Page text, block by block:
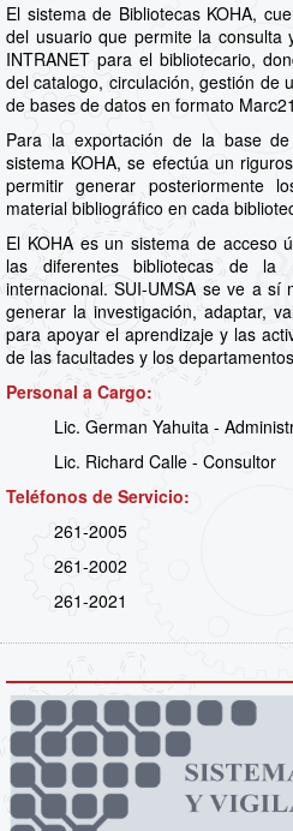
El sistema de Bibliotecas KOHA,
del usuario que permite la
INTRANET para el bibliotecario,
del catalogo, circulación, gestión de
de bases de datos en formato
Para la exportación de la base
sistema KOHA, se efectúa un
permitir generar posteriormente
material bibliográfico en cada
El KOHA es un sistema de acceso
las diferentes bibliotecas de
internacional. SUI-UMSA se ve a sí
generar la investigación, adaptar,
para apoyar el aprendizaje y las
de las facultades y los
Personal a Cargo:
Lic. German Yahuita -
Lic. Richard Calle - Consultor
Teléfonos de Servicio:
261-2005
261-2002
261-2021